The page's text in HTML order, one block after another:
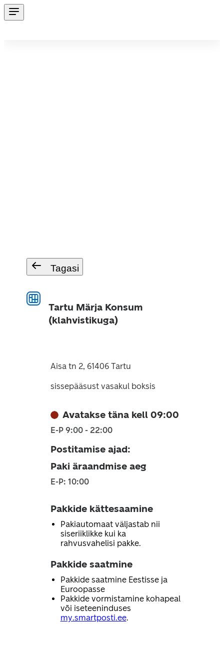
Tagasi
Tartu Märja Konsum
(klahvistikuga)
Aisa tn 2, 61406 Tartu
sissepääsust vasakul boksis
Avatakse täna kell 09:00
E-P 9:00 - 22:00
Postitamise ajad:
Paki äraandmise aeg
E-P: 10:00
Pakkide kättesaamine
Pakiautomaat väljastab nii
siseriiklikke kui ka
rahvusvahelisi pakke.
Pakkide saatmine
Pakkide saatmine Eestisse ja
Euroopasse
Pakkide vormistamine kohapeal
või iseteeninduses
my.smartposti.ee.